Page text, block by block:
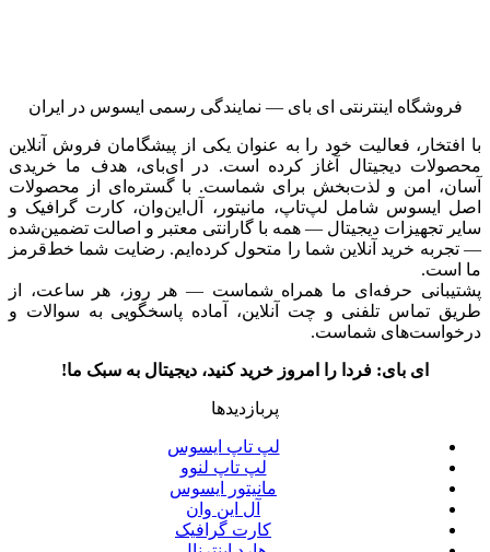
فروشگاه اینترنتی ای‌ بای — نمایندگی رسمی ایسوس در ایران
با افتخار، فعالیت خود را به عنوان یکی از پیشگامان فروش آنلاین
محصولات دیجیتال آغاز کرده است. در ای‌بای، هدف ما خریدی
آسان، امن و لذت‌بخش برای شماست. با گستره‌ای از محصولات
اصل ایسوس شامل لپ‌تاپ، مانیتور، آل‌این‌وان، کارت گرافیک و
سایر تجهیزات دیجیتال — همه با گارانتی معتبر و اصالت تضمین‌شده
— تجربه خرید آنلاین شما را متحول کرده‌ایم. رضایت شما خط‌قرمز
ما است.
پشتیبانی حرفه‌ای ما همراه شماست — هر روز، هر ساعت، از
طریق تماس تلفنی و چت آنلاین، آماده پاسخگویی به سوالات و
درخواست‌های شماست.
ای بای: فردا را امروز خرید کنید، دیجیتال به سبک ما!
پربازدیدها
لپ تاپ ایسوس
لپ تاپ لنوو
مانیتور ایسوس
آل این وان
کارت گرافیک